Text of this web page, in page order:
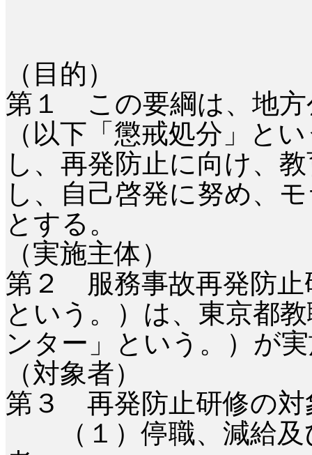
（目的）
第１ この要綱は、地方
（以下「懲戒処分」と
し、再発防止に向け、
し、自己啓発に努め、
とする。
（実施主体）
第２ 服務事故再発防止
という。）は、東京都
ンター」という。）が
（対象者）
第３ 再発防止研修の対
（１）停職、減給及